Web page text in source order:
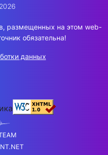
размещенных на этом web-
обязательна!
данных